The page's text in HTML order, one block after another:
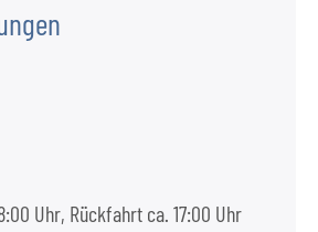
Uhr, Rückfahrt ca. 17:00 Uhr